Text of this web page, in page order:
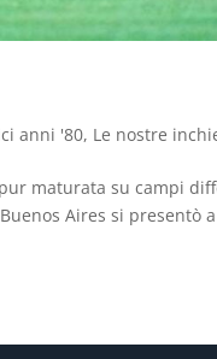
anni '80, Le nostre
maturata su campi
Aires si presentò a